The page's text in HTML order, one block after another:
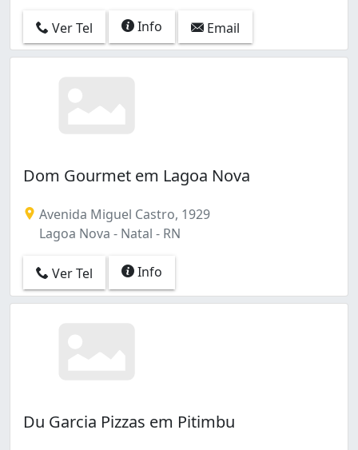
Ver Tel Info Email
Dom Gourmet em Lagoa Nova
Avenida Miguel Castro, 1929
Lagoa Nova - Natal - RN
Ver Tel Info
Du Garcia Pizzas em Pitimbu